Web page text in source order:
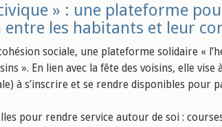
civique » : une plateforme
les habitants et leur
sociale, une plateforme solidaire «
». En lien avec la fête des voisins, elle
à s’inscrire et se rendre disponibles pour
pour rendre service autour de soi :